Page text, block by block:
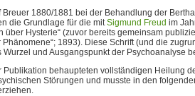
Breuer 1880/1881 bei der Behandlung der
die Grundlage für die mitSigmund Freud im
über Hysterie“ (zuvor bereits gemeinsam
Phänomene“; 1893). Diese Schrift (und die
und Ausgangspunkt der Psychoanalyse
Publikation behaupteten vollständigen Heilung
Störungen und musste in den